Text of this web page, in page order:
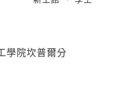
學院坎普爾分